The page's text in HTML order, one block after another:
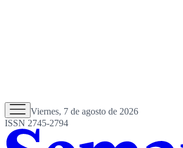
Viernes, 7 de agosto de 2026
ISSN 2745-2794